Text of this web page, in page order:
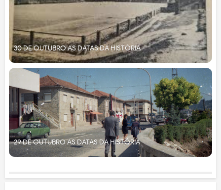
30 DE OUTUBRO AS DATAS DA HISTÓRIA
29 DE OUTUBRO AS DATAS DA HISTÓRIA